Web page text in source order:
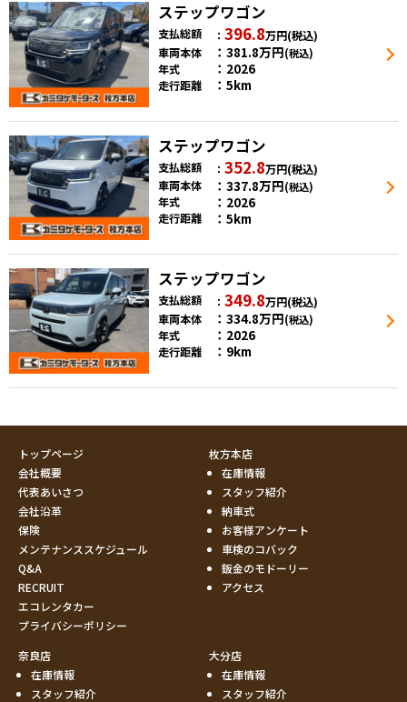
ステップワゴン
支払総額 396.8万円(税込)
車両本体
381.8万円(税込)
年式 2026
走行距離 5km
ステップワゴン
支払総額 352.8万円(税込)
車両本体
337.8万円(税込)
年式 2026
走行距離 5km
ステップワゴン
支払総額 349.8万円(税込)
車両本体
334.8万円(税込)
年式 2026
走行距離 9km
トップページ
会社概要
代表あいさつ
会社沿革
保険
メンテナンススケジュール
Q&A
RECRUIT
エコレンタカー
プライバシーポリシー
枚方本店
在庫情報
スタッフ紹介
納車式
お客様アンケート
車検のコバック
鈑金のモドーリー
アクセス
奈良店
在庫情報
スタッフ紹介
大分店
在庫情報
スタッフ紹介